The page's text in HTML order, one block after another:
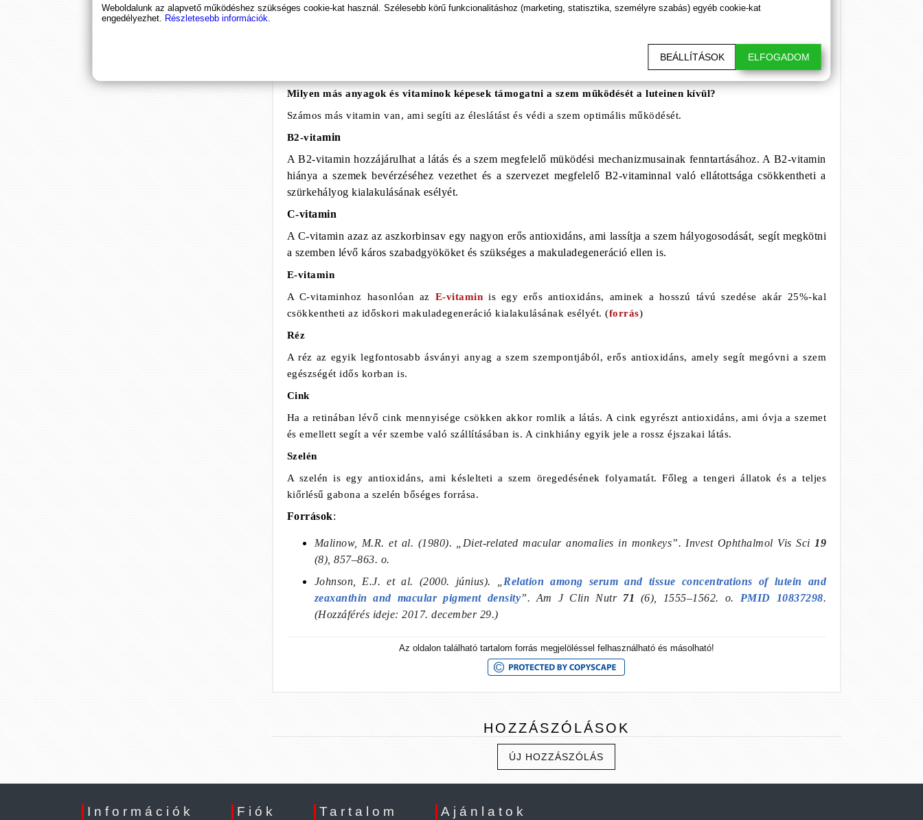
találta, hogy a luteinben gazdag zöldségeket gyakran fogyasztók körében fele akkora eséllyel fordultak elő
Milyen más anyagok és vitaminok képesek támogatni a szem működését a luteinen kívül?
Számos más vitamin van, ami segíti az éleslátást és védi a szem optimális működését.
B2-vitamin
A B2-vitamin hozzájárulhat a látás és a szem megfelelő müködési mechanizmusainak fenntartásához. A B2-vitamin
hiánya a szemek bevérzéséhez vezethet és a szervezet megfelelő B2-vitaminnal való ellátottsága csökkentheti a
szürkehályog kialakulásának esélyét.
C-vitamin
A C-vitamin azaz az aszkorbinsav egy nagyon erős antioxidáns, ami lassítja a szem hályogosodását, segít megkötni
a szemben lévő káros szabadgyököket és szükséges a makuladegeneráció ellen is.
E-vitamin
A C-vitaminhoz hasonlóan az E-vitamin is egy erős antioxidáns, aminek a hosszú távú szedése akár 25%-kal
csökkentheti az időskori makuladegeneráció kialakulásának esélyét. (forrás)
Réz
A réz az egyik legfontosabb ásványi anyag a szem szempontjából, erős antioxidáns, amely segít megóvni a szem
egészségét idős korban is.
Cink
Ha a retinában lévő cink mennyisége csökken akkor romlik a látás. A cink egyrészt antioxidáns, ami óvja a szemet
és emellett segít a vér szembe való szállításában is. A cinkhiány egyik jele a rossz éjszakai látás.
Szelén
A szelén is egy antioxidáns, ami késlelteti a szem öregedésének folyamatát. Főleg a tengeri állatok és a teljes
kiőrlésű gabona a szelén bőséges forrása.
Források:
Malinow, M.R.et al. (1980). „Diet-related macular anomalies in monkeys”. Invest Ophthalmol Vis Sci 19
(8), 857–863. o.
Johnson, E.J.et al. (2000. június). „ Relation among serum and tissue concentrations of lutein and
zeaxanthin and macular pigment density”. Am J Clin Nutr 71 (6), 1555–1562. o. PMID 10837298.
(Hozzáférés ideje: 2017. december 29.)
Az oldalon található tartalom forrás megjelöléssel felhasználható és másolható!
HOZZÁSZÓLÁSOK
ÚJ HOZZÁSZÓLÁS
Információk Fiók Tartalom Ajánlatok
Weboldalunk az alapvető működéshez szükséges cookie-kat használ. Szélesebb körű funkcionalitáshoz (marketing, statisztika, személyre szabás) egyéb cookie-kat
engedélyezhet. Részletesebb információk.
BEÁLLÍTÁSOK ELFOGADOM